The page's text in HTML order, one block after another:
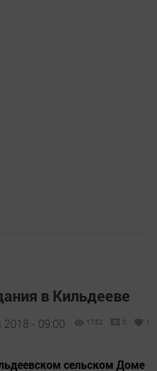
в Кильдееве
2018 - 09:00 1752 0 1
сельском Доме